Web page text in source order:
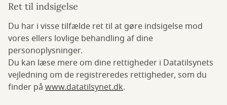
Ret til indsigelse
Du har i visse tilfælde ret til at gøre indsigelse mod
vores ellers lovlige behandling af dine
personoplysninger.
Du kan læse mere om dine rettigheder i Datatilsynets
vejledning om de registreredes rettigheder, som du
finder på www.datatilsynet.dk.